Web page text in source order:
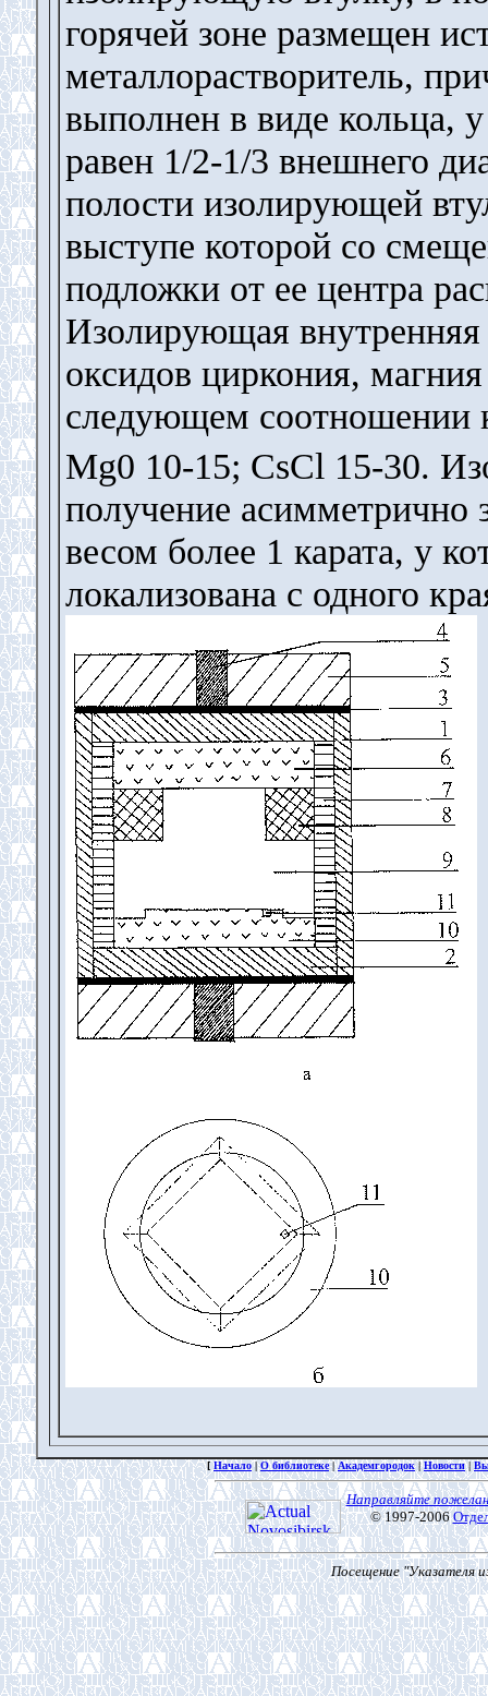
горячей зоне размещен
металлорастворитель,
выполнен в виде кольца,
равен 1/2-1/3 внешнего
полости изолирующей
выступе которой со
подложки от ее центра
Изолирующая внутренняя
оксидов циркония,
следующем соотношении
Mg0 10-15; CsCl 15-30.
получение асимметрично
весом более 1 карата, у
локализована с одного
[Начало|О библиотеке|Академгородок|Новости|
Направляйте
© 1997-2006
Посещение "Указателя